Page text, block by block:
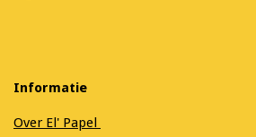
Informatie
Over El' Papel